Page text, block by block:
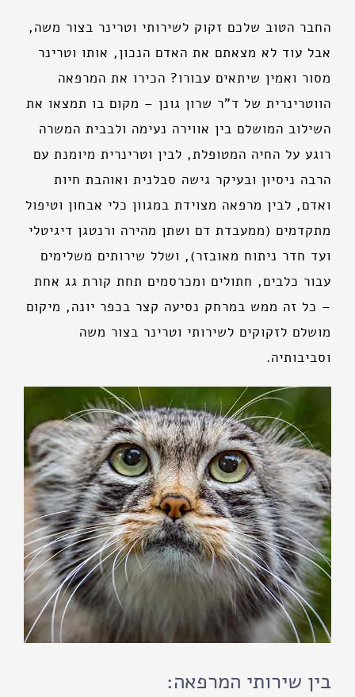
החבר הטוב שלכם זקוק לשירותי וטרינר בצור משה,
אבל עוד לא מצאתם את האדם הנכון, אותו וטרינר
מסור ואמין שיתאים עבורו? הכירו את המרפאה
הווטרינרית של ד"ר שרון גונן – מקום בו תמצאו את
השילוב המושלם בין אווירה נעימה ולבבית המשרה
רוגע על החיה המטופלת, לבין וטרינרית מיומנת עם
הרבה ניסיון ובעיקר גישה סבלנית ואוהבת חיות
ואדם, לבין מרפאה מצוידת במגוון כלי אבחון וטיפול
מתקדמים (ממעבדת דם ושתן מהירה ורנטגן דיגיטלי
ועד חדר ניתוח מאובזר), ושלל שירותים משלימים
עבור כלבים, חתולים ומכרסמים תחת קורת גג אחת
– כל זה ממש במרחק נסיעה קצר בכפר יונה, מיקום
מושלם לזקוקים לשירותי וטרינר בצור משה
וסביבותיה.
בין שירותי המרפאה: